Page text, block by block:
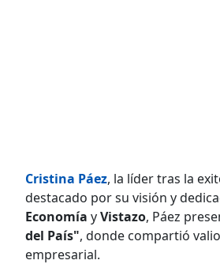
Cristina Páez, la líder tras la
destacado por su visión y
Economía yVistazo, Páez
del País", donde compartió
empresarial.